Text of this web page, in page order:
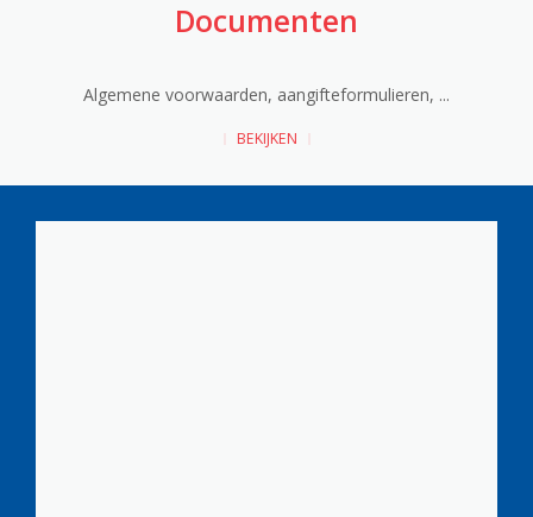
Documenten
Algemene voorwaarden, aangifteformulieren, ...
BEKIJKEN